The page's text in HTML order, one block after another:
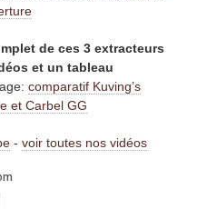
de ces 3 extracteurs
et un tableau
comparatif Kuving’s
et Carbel GG
- voir toutes nos vidéos